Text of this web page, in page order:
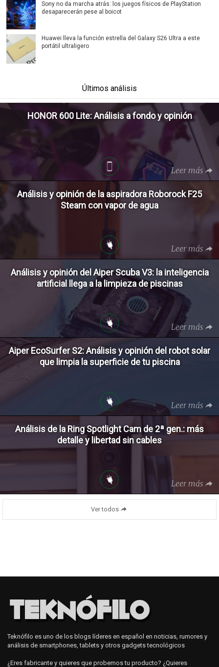
Sony no da marcha atrás: los juegos físicos de PlayStation
desaparecerán pese al boicot
Huawei lleva la función estrella del Galaxy S26 Ultra a este
portátil ultraligero
Últimos análisis
HONOR 600 Lite: Análisis a fondo y opinión
Leer más
Análisis y opinión de la aspiradora Roborock F25
Steam con vapor de agua
Leer más
Análisis y opinión del Aiper Scuba V3: la inteligencia
artificial llega a la limpieza de piscinas
Leer más
Aiper EcoSurfer S2: Análisis y opinión del robot solar
que limpia la superficie de tu piscina
Leer más
Análisis de la Ring Spotlight Cam de 2ª gen.: más
detalle y libertad sin cables
Leer más
Ver todos
Teknófilo es uno de los blogs líderes en español en noticias, rumores y
análisis de smartphones, tablets y otros gadgets tecnológicos
¿Eres fabricante y quieres que probemos tu producto? ¿Quieres